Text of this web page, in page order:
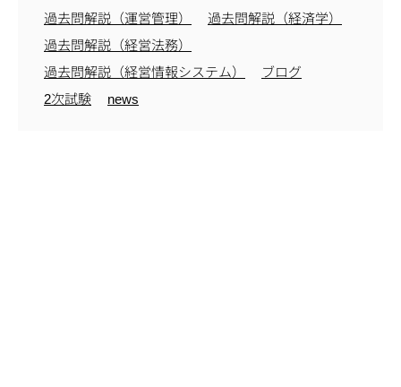
過去問解説（運営管理）
過去問解説（経済学）
過去問解説（経営法務）
過去問解説（経営情報システム）
ブログ
2次試験
news